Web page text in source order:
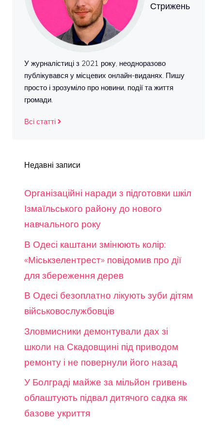
Стрижень
У журналістиці з 2021 року, неодноразово
публікувався у місцевих онлайн-виданях. Пишу
просто і зрозуміло про новини, події та життя
громади.
Всі статті
Недавні записи
Організаційні наради з підготовки шкіл
Ізмаїльського району до нового
навчального року
В Одесі каштани змінюють колір:
«Міськзелентрест» повідомив про дії
для збереження дерев
В Одесі безоплатно лікують зуби дітям
військовослужбовців
Зловмисники демонтували дах зі
школи на Скадовщині під приводом
ремонту і не повернули його назад
У Болграді майже за мільйон гривень
облаштують підвал дитячого садка як
базове укриття